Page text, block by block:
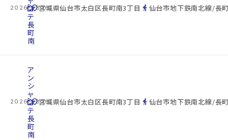
2026.08.09
cottage
ン
テ
長
町
南
location_on宮城県仙台市太白区長町南3丁目 directions_walk 仙台市地下鉄南北線/長
2026.08.09
cottage
ア
ン
シ
ャ
ン
テ
長
町
南
location_on宮城県仙台市太白区長町南3丁目 directions_walk 仙台市地下鉄南北線/長